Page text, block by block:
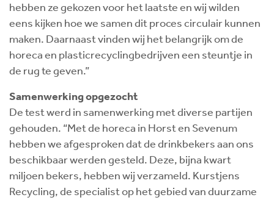
hebben ze gekozen voor het laatste en wij wilden
eens kijken hoe we samen dit proces circulair kunnen
maken. Daarnaast vinden wij het belangrijk om de
horeca en plasticrecyclingbedrijven een steuntje in
de rug te geven.”
Samenwerking opgezocht
De test werd in samenwerking met diverse partijen
gehouden. “Met de horeca in Horst en Sevenum
hebben we afgesproken dat de drinkbekers aan ons
beschikbaar werden gesteld. Deze, bijna kwart
miljoen bekers, hebben wij verzameld. Kurstjens
Recycling, de specialist op het gebied van duurzame